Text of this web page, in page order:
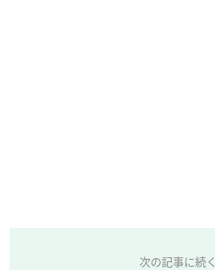
次の記事に続く